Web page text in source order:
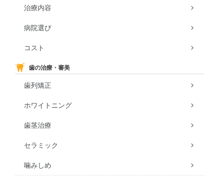
治療内容
病院選び
コスト
歯の治療・審美
歯列矯正
ホワイトニング
歯茎治療
セラミック
噛みしめ